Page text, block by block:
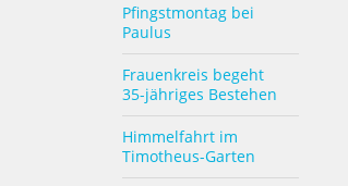
Pfingstmontag bei
Paulus
Frauenkreis begeht
35-jähriges Bestehen
Himmelfahrt im
Timotheus-Garten